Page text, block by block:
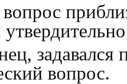
задавался
вопрос.